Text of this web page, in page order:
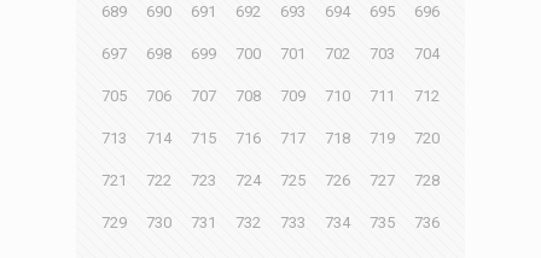
689 690 691 692 693 694 695 696
697 698 699 700 701 702 703 704
705 706 707 708 709 710 711 712
713 714 715 716 717 718 719 720
721 722 723 724 725 726 727 728
729 730 731 732 733 734 735 736